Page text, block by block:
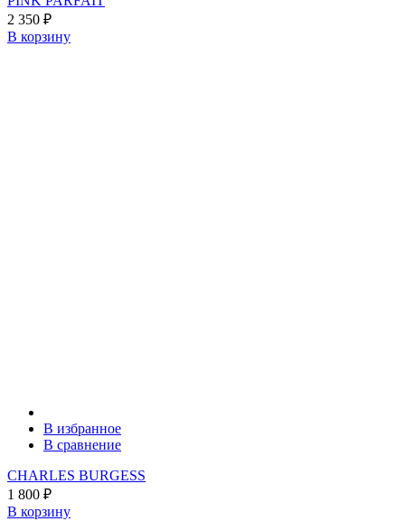
2 350 ₽
В корзину
В избранное
В сравнение
CHARLES BURGESS
1 800 ₽
В корзину